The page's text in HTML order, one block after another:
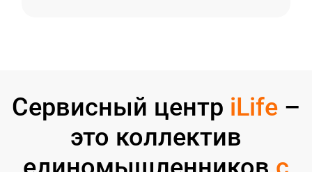
Сервисный центр iLife –
это коллектив